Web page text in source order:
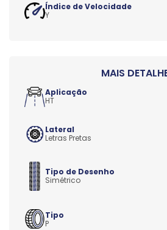
Índice de Velocidade
Y
Aplicação
HT
Lateral
Letras Pretas
Tipo de Desenho
Simétrico
Tipo
P